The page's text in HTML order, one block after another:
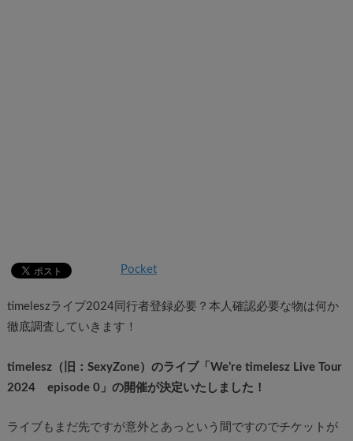
Pocket
timeleszライブ2024同行者登録必要？本人確認必要な物は何か
徹底調査していきます！
timelesz（旧：SexyZone）のライブ「We’re timelesz Live Tour
2024 episode 0」の開催が決定いたしました！
ライブもまだ先ですが意外とあっという間ですのでチケットが